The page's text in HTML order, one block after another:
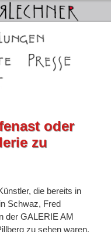
in Schwaz
Presse
oder
zu
die bereits in
Schwaz, Fred
der GALERIE AM
zu sehen waren.